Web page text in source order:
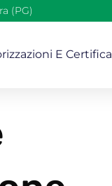
(PG)
E